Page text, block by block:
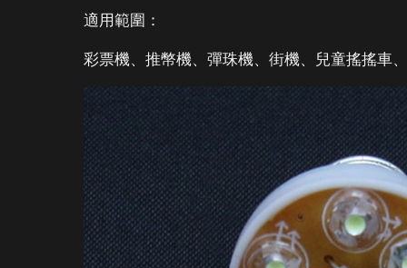
適用範圍：
彩票機、推幣機、彈珠機、街機、兒童搖搖車